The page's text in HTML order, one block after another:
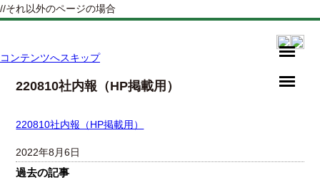
//それ以外のページの場合
コンテンツへスキップ
220810社内報（HP掲載用）
220810社内報（HP掲載用）
2022年8月6日
過去の記事